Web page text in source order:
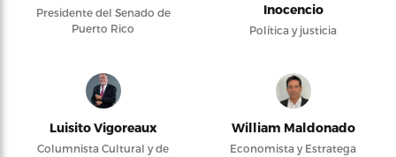
Presidente del Senado de
Puerto Rico
Inocencio
Política y justicia
Luisito Vigoreaux
Columnista Cultural y de
William Maldonado
Economista y Estratega